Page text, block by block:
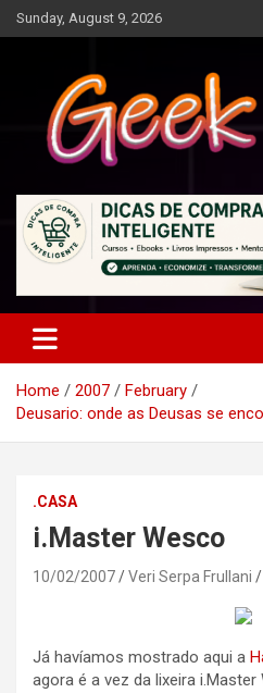
Skip
to
Sunday, August 9, 2026
Geek Chic
Home 2007
February
Deusario: onde as Deusas se
.CASA
i.Master Wesco
10/02/2007 Veri Serpa Frullani
Já havíamos mostrado aqui a
agora é a vez da lixeira